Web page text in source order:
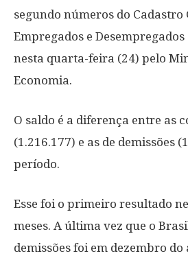
segundo números do Cadastro
Empregados e
nesta quarta-feira (24) pelo
Economia.
O saldo é a diferença entre as
(1.216.177) e as de demissões
período.
Esse foi o primeiro resultado
meses. A última vez que o
demissões foi em dezembro do